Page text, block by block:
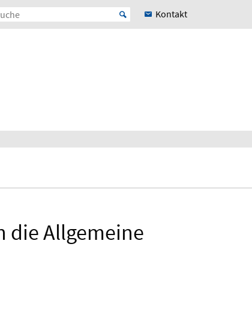
Kontakt
die Allgemeine